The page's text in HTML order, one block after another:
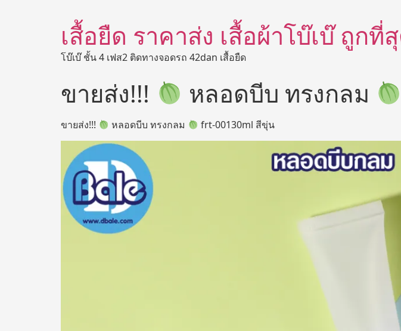
เสื้อยืด ราคาส่ง เสื้อผ้าโบ๊เบ๊ ถูก
โบ๊เบ๊ ชั้น 4 เฟส2 ติดทางจอดรถ 42dan เสื้อยืด
ขายส่ง!!! หลอดบีบ ทรงกลม
ขายส่ง!!! หลอดบีบ ทรงกลม frt-00130ml สีขุ่น